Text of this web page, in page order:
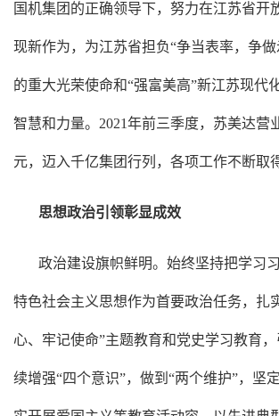
国机集团的正确领导下，努力在江苏省开
现新作为，为江苏省担负“争当表率，争
的重大光荣使命和“强富美高”新江苏现代
智慧和力量。2021年前三季度，苏美达营
元，迈入千亿集团行列，各项工作不断取
思想政治引领彰显成效
政治建设旗帜鲜明。始终坚持把学习
特色社会主义思想作为首要政治任务，扎
心、牢记使命”主题教育和党史学习教育
续增强“四个意识”，做到“两个维护”，坚